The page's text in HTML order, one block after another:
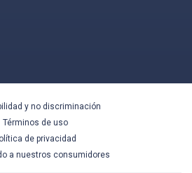
y no discriminación
Términos de uso
de privacidad
a nuestros consumidores